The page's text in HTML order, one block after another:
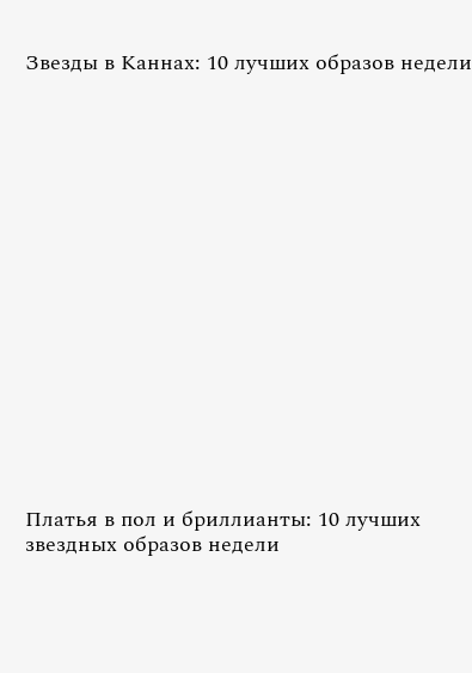
Звезды в Каннах: 10 лучших образов недели
Платья в пол и бриллианты: 10 лучших
звездных образов недели